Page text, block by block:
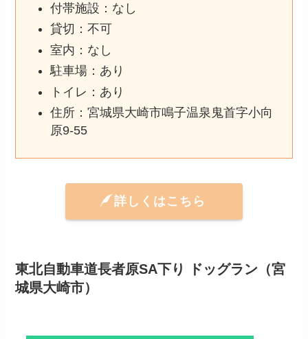
付帯施設：なし
貸切：不可
室内：なし
駐車場：あり
トイレ：あり
住所：宮城県大崎市鳴子温泉鬼首字小向
原9-55
詳しくはこちら
東北自動車道長者原SA下り ドッグラン（宮
城県大崎市）